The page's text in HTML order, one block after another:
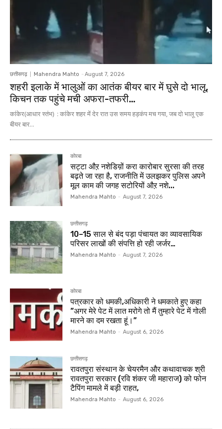
छत्तीसगढ़ Mahendra Mahto - August 7, 2026
शहरी इलाके में भालुओं का आतंक बीयर बार में घुसे दो भालू,
किचन तक पहुंचे मची अफरा-तफरी…
कांकेर(आधार स्तंभ) : कांकेर शहर में देर रात उस समय हड़कंप मच गया, जब दो भालू एक
बीयर बार...
कोरबा
सट्टा औऱ नशेडिय़ों करा कारोबार सुरसा की तरह
बढ़ते जा रहा है, राजनीति में उलझकर पुलिस अपने
मूल काम की जगह सटोरियों औऱ नशे...
Mahendra Mahto - August 7, 2026
छत्तीसगढ़
10–15 साल से बंद पड़ा पंचायत का व्यावसायिक
परिसर लाखों की संपत्ति हो रही जर्जर…
Mahendra Mahto - August 7, 2026
कोरबा
पत्रकार को धमकी,अधिकारी ने धमकाते हुए कहा
”अगर मेरे पेट में लात मरोगे तो मैं तुम्हारे पेट में गोली
मारने का दम रखता हूं।”
Mahendra Mahto - August 6, 2026
छत्तीसगढ़
रावतपुरा संस्थान के चेयरमैन और कथावाचक श्री
रावतपुरा सरकार (रवि शंकर जी महाराज) को फोन
टैपिंग मामले में बड़ी राहत,
Mahendra Mahto - August 6, 2026